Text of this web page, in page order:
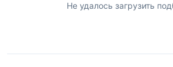
Не удалось загрузить